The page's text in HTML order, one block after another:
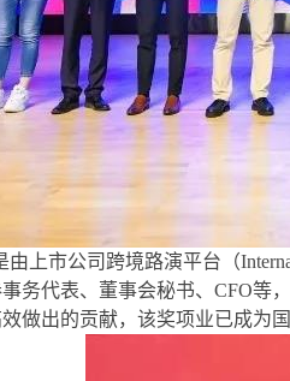
由上市公司跨境路演平台（
务代表、董事会秘书、CFO等
做出的贡献，该奖项业已成为